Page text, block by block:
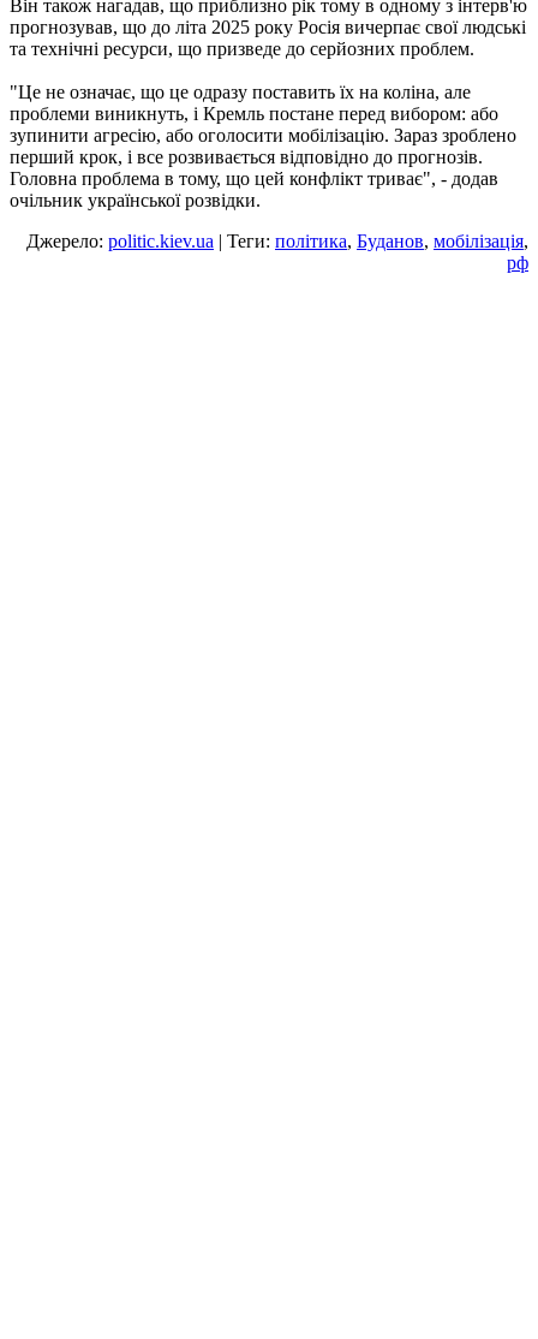
Він також нагадав, що приблизно рік тому в одному з інтерв'ю
прогнозував, що до літа 2025 року Росія вичерпає свої людські
та технічні ресурси, що призведе до серйозних проблем.
"Це не означає, що це одразу поставить їх на коліна, але
проблеми виникнуть, і Кремль постане перед вибором: або
зупинити агресію, або оголосити мобілізацію. Зараз зроблено
перший крок, і все розвивається відповідно до прогнозів.
Головна проблема в тому, що цей конфлікт триває", - додав
очільник української розвідки.
Джерело: politic.kiev.ua | Теги: політика, Буданов, мобілізація,
рф